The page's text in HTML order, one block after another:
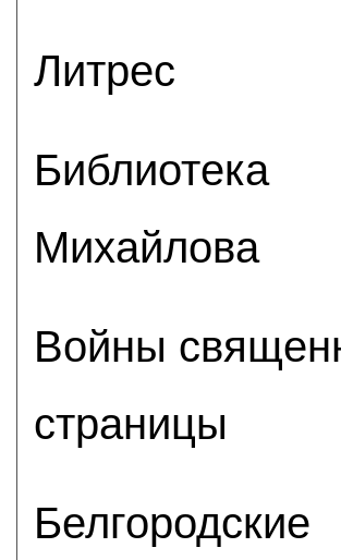
Литрес
Библиотека
Михайлова
Войны
страницы
Белгородские